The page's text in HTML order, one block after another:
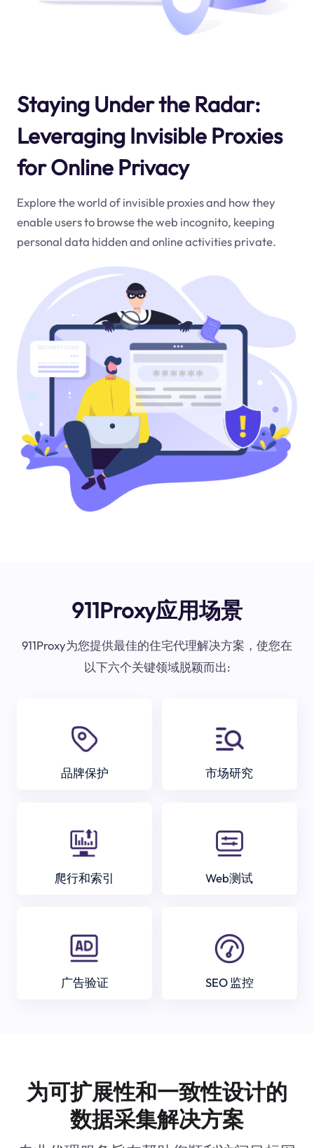
Staying Under the Radar:
Leveraging Invisible Proxies
for Online Privacy
Explore the world of invisible proxies and how they
enable users to browse the web incognito, keeping
personal data hidden and online activities private.
911Proxy应用场景
911Proxy为您提供最佳的住宅代理解决方案，使您在
以下六个关键领域脱颖而出:
品牌保护 市场研究
爬行和索引 Web测试
广告验证 SEO 监控
为可扩展性和一致性设计的
数据采集解决方案